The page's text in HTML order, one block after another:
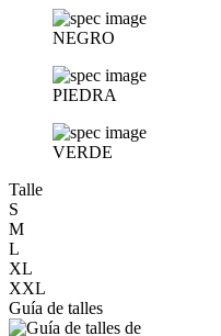
NEGRO
PIEDRA
VERDE
Talle
S
M
L
XL
XXL
Guía de talles